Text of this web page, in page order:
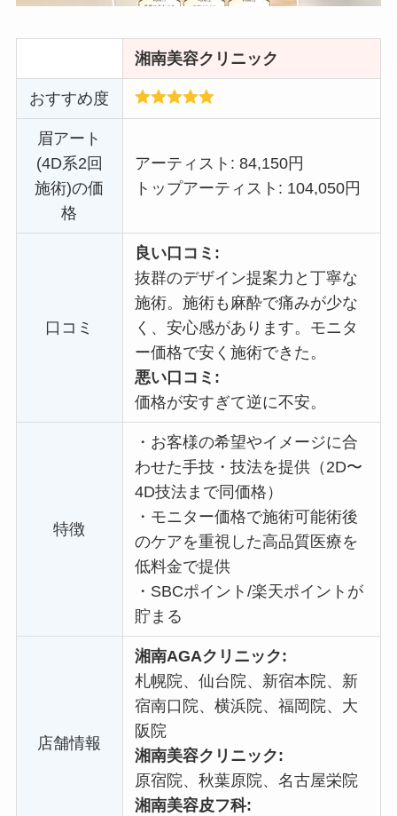
湘南美容クリニック
おすすめ度
眉アート
(4D系2回
施術)の価
格
アーティスト: 84,150円
トップアーティスト: 104,050円
口コミ
良い口コミ:
抜群のデザイン提案力と丁寧な
施術。施術も麻酔で痛みが少な
く、安心感があります。 モニタ
ー価格で安く施術できた。
悪い口コミ:
価格が安すぎて逆に不安。
特徴
・ お客様の希望やイメージに合
わせた手技・技法を提供（2D〜
4D技法まで同価格）
・ モニター価格で施術可能術後
のケアを重視した高品質医療を
低料金で提供
・ SBCポイント/楽天ポイントが
貯まる
店舗情報
湘南AGAクリニック:
札幌院、仙台院、新宿本院、新
宿南口院、横浜院、福岡院、大
阪院
湘南美容クリニック:
原宿院、秋葉原院、名古屋栄院
湘南美容皮フ科: